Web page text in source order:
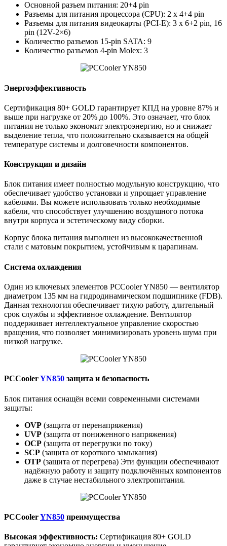
Основной разъем питания: 20+4 pin
Разъемы для питания процессора (CPU): 2 x 4+4 pin
Разъемы для питания видеокарты (PCI-E): 3 x 6+2 pin, 16
pin (12V-2×6)
Количество разъемов 15-pin SATA: 9
Количество разъемов 4-pin Molex: 3
Энергоэффективность
Сертификация 80+ GOLD гарантирует КПД на уровне 87% и
выше при нагрузке от 20% до 100%. Это означает, что блок
питания не только экономит электроэнергию, но и снижает
выделение тепла, что положительно сказывается на общей
температуре системы и долговечности компонентов.
Конструкция и дизайн
Блок питания имеет полностью модульную конструкцию, что
обеспечивает удобство установки и упрощает управление
кабелями. Вы можете использовать только необходимые
кабели, что способствует улучшению воздушного потока
внутри корпуса и эстетическому виду сборки.
Корпус блока питания выполнен из высококачественной
стали с матовым покрытием, устойчивым к царапинам.
Система охлаждения
Один из ключевых элементов PCCooler YN850 — вентилятор
диаметром 135 мм на гидродинамическом подшипнике (FDB).
Данная технология обеспечивает тихую работу, длительный
срок службы и эффективное охлаждение. Вентилятор
поддерживает интеллектуальное управление скоростью
вращения, что позволяет минимизировать уровень шума при
низкой нагрузке.
PCCoolerYN850 защита и безопасность
Блок питания оснащён всеми современными системами
защиты:
OVP (защита от перенапряжения)
UVP (защита от пониженного напряжения)
OCP (защита от перегрузки по току)
SCP (защита от короткого замыкания)
OTP (защита от перегрева) Эти функции обеспечивают
надёжную работу и защиту подключённых компонентов
даже в случае нестабильного электропитания.
PCCoolerYN850 преимущества
Высокая эффективность: Сертификация 80+ GOLD